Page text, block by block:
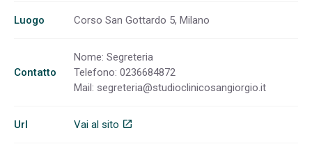
Luogo Corso San Gottardo 5, Milano
Contatto
Nome: Segreteria
Telefono: 0236684872
Mail: segreteria@studioclinicosangiorgio.it
Url Vai al sito open_in_new